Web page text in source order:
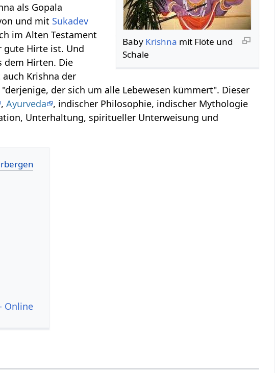
Baby Krishna mit Flöte und
Schale
als Gopala
und mit Sukadev
im Alten Testament
gute Hirte ist. Und
dem Hirten. Die
Krishna der
der sich um alle Lebewesen kümmert". Dieser
,Ayurveda
, indischer Philosophie, indischer Mythologie
Unterhaltung, spiritueller Unterweisung und
Online